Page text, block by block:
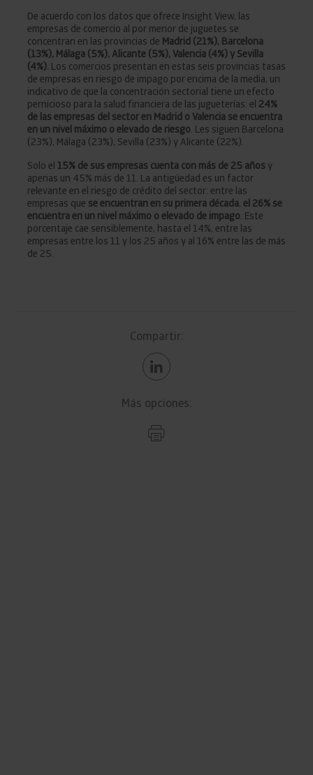
De acuerdo con los datos que ofrece Insight View, las
empresas de comercio al por menor de juguetes se
concentran en las provincias de Madrid (21%), Barcelona
(13%), Málaga (5%), Alicante (5%), Valencia (4%) y Sevilla
(4%). Los comercios presentan en estas seis provincias tasas
de empresas en riesgo de impago por encima de la media, un
indicativo de que la concentración sectorial tiene un efecto
pernicioso para la salud financiera de las jugueterías: el 24%
de las empresas del sector en Madrid o Valencia se encuentra
en un nivel máximo o elevado de riesgo. Les siguen Barcelona
(23%), Málaga (23%), Sevilla (23%) y Alicante (22%).
Solo el 15% de sus empresas cuenta con más de 25 años y
apenas un 45% más de 11. La antigüedad es un factor
relevante en el riesgo de crédito del sector: entre las
empresas que se encuentran en su primera década, el 26% se
encuentra en un nivel máximo o elevado de impago. Este
porcentaje cae sensiblemente, hasta el 14%, entre las
empresas entre los 11 y los 25 años y al 16% entre las de más
de 25.
Compartir:
Más opciones: